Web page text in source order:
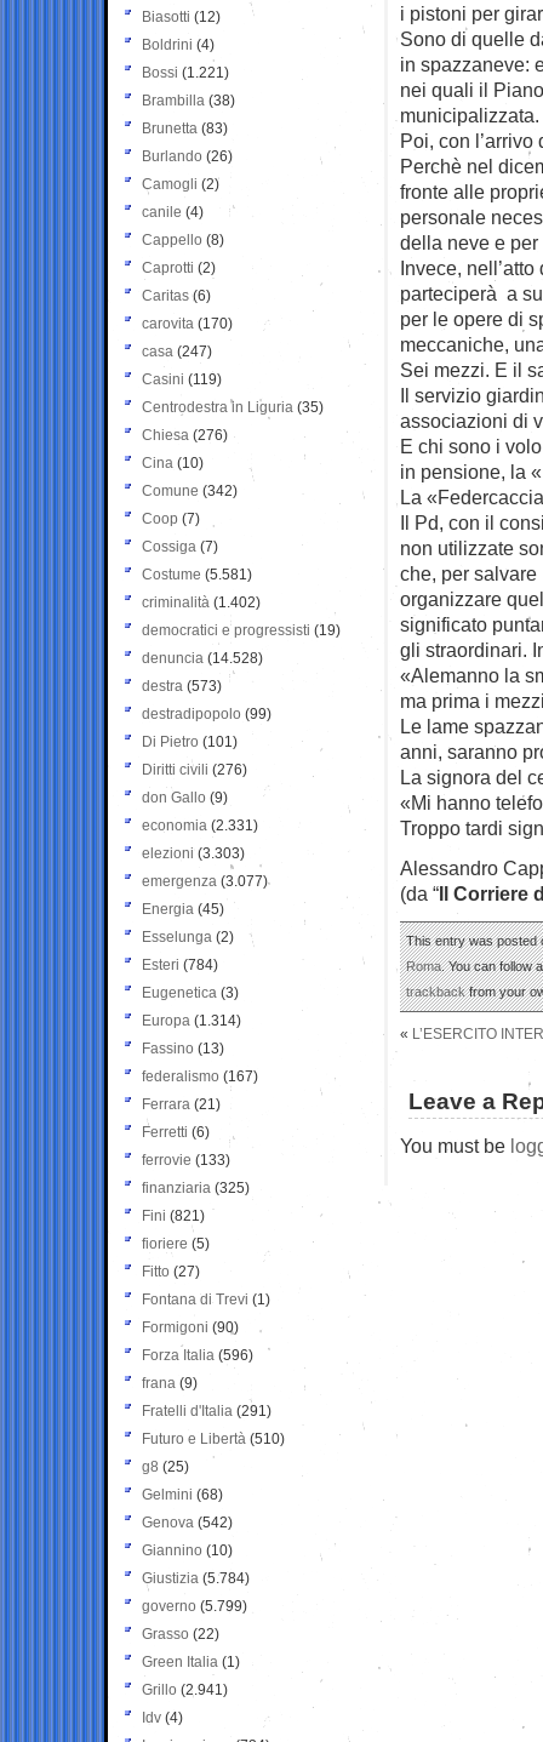
i pistoni per
Sono di quelle
in spazzaneve:
nei quali il
municipalizzata.
Poi, con
Perchè nel
fronte alle
personale
della neve e
Invece,
parteciperà a
per le opere di
meccaniche,
Sei mezzi. E il
Il servizio
associazioni di
E chi sono i
in pensione, la
La
Il Pd, con il
non utilizzate
che, per
organizzare
significato
gli straordinari.
«Alemanno la
ma prima i
Le lame
anni, saranno
La signora del
«Mi hanno
Troppo tardi
Alessandro
(da “Il Corriere
This entry was posted
Roma. You can follow
trackbackfrom your
« L’ESERCITO
Leave a
You must be
Biasotti (12)
Boldrini (4)
Bossi (1.221)
Brambilla (38)
Brunetta (83)
Burlando (26)
Camogli (2)
canile (4)
Cappello (8)
Caprotti (2)
Caritas (6)
carovita (170)
casa (247)
Casini (119)
Centrodestra in Liguria (35)
Chiesa (276)
Cina (10)
Comune (342)
Coop (7)
Cossiga (7)
Costume (5.581)
criminalità (1.402)
democratici e progressisti (19)
denuncia (14.528)
destra (573)
destradipopolo (99)
Di Pietro (101)
Diritti civili (276)
don Gallo (9)
economia (2.331)
elezioni (3.303)
emergenza (3.077)
Energia (45)
Esselunga (2)
Esteri (784)
Eugenetica (3)
Europa (1.314)
Fassino (13)
federalismo (167)
Ferrara (21)
Ferretti (6)
ferrovie (133)
finanziaria (325)
Fini (821)
fioriere (5)
Fitto (27)
Fontana di Trevi (1)
Formigoni (90)
Forza Italia (596)
frana (9)
Fratelli d'Italia (291)
Futuro e Libertà (510)
g8 (25)
Gelmini (68)
Genova (542)
Giannino (10)
Giustizia (5.784)
governo (5.799)
Grasso (22)
Green Italia (1)
Grillo (2.941)
Idv (4)